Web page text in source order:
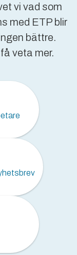
vi vad som
med ETP blir
bättre.
veta mer.